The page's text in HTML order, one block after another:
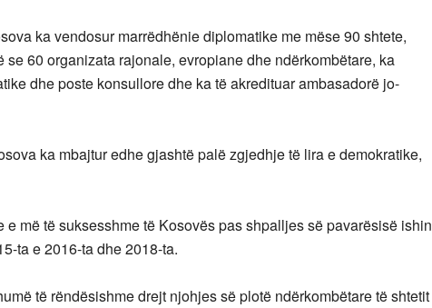
ka vendosur marrëdhënie diplomatike me mëse 90 shtete,
se 60 organizata rajonale, evropiane dhe ndërkombëtare, ka
dhe poste konsullore dhe ka të akredituar ambasadorë jo-
ka mbajtur edhe gjashtë palë zgjedhje të lira e demokratike,
e më të suksesshme të Kosovës pas shpalljes së pavarësisë ishin
ta e 2016-ta dhe 2018-ta.
të rëndësishme drejt njohjes së plotë ndërkombëtare të shtetit